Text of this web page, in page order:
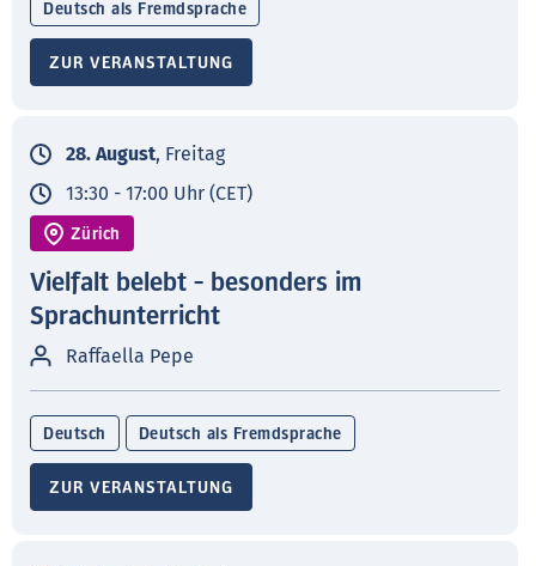
Deutsch als Fremdsprache
ZUR VERANSTALTUNG
28. August, Freitag
13:30 - 17:00 Uhr (CET)
Zürich
Vielfalt belebt - besonders im
Sprachunterricht
Raffaella Pepe
Deutsch Deutsch als Fremdsprache
ZUR VERANSTALTUNG